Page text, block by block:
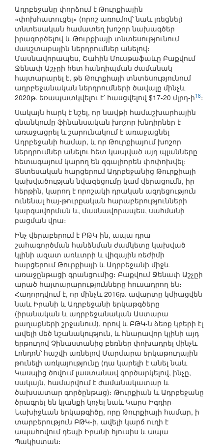
Ադրբեջանը փորձում է Թուրքիային
«փոխհատուցել» (որոշ առումով՝ նաև լռեցնել)
տնտեսական համատեղ խոշոր նախագծեր
իրագործելով և Թուրքիայի տնտեսությունում
մասշտաբային ներդրումներ անելով։
Մասնավորապես, Շահին Մուսթաֆաևը Բաքվում
Ջենափ Աշչըի հետ հանդիպման ժամանակ
հայտարարել է, թե Թուրքիայի տնտեսությունում
ադրբեջանական ներդրումների ծավալը մինչև
2020թ. եռապատկվելու է՝ հասցվելով $17-20 մլրդ-ի18։
Սակայն հարկ է նշել, որ նավթի համաշխարհային
գնանկումը ֆինանսական խոշոր խնդիրներ է
առաջացրել և շարունակում է առաջացնել
Ադրբեջանի համար, և որ Թուրքիայում խոշոր
ներդրումներ անելու հետ կապված այդ պլանները
հետագայում կարող են զգալիորեն փոփոխվել։
Տնտեսական հարցերում Ադրբեջանից Թուրքիայի
կախվածության նվազեցումը կամ վերացումն, իր
հերթին, կարող է որոշակի դրական ազդեցություն
ունենալ հայ-թուրքական հարաբերությունների
կարգավորման և, մասնավորապես, սահմանի
բացման վրա։
Ինչ վերաբերում է ԲԹԿ-ին, ապա դրա
շահագործման հանձնման ժամկետը կախված
կլինի ազատ առևտրի և վիզային ռեժիմի
հարցերում Թուրքիայի և Ադրբեջանի միջև
առաջընթացի գրանցումից։ Բաքվում Ջենափ Աշչըի
արած հայտարարությունները հուսադրող են։
Հաղորդվում է, որ մինչև 2016թ. ավարտը կմիացվեն
նաև Իրանի և Ադրբեջանի երկաթգծերը
(իրանական և ադրբեջանական Աստարա
քաղաքների շրջանում), որով և ԲԹԿ-ն ձեռք կբերի էլ
ավելի մեծ նշանակություն, և հնարավոր կլինի այդ
երթուղով Չինաստանից բեռներ փոխադրել մինչև
Լոնդոն՝ հաշվի առնելով Մարմարա երկաթուղային
թունելի առկայությունը (դա կարելի է անել նաև
Կասպից ծովում լաստանավ գործարկելով, ինչը,
սակայն, համարվում է ժամանակատար և
ծախսատար գործընթաց)։ Թուրքիան և Ադրբեջանը
ծրագրել են կյանքի կոչել նաև Կարս-Իգդիր-
Նախիջևան երկաթգիծը, որը Թուրքիայի համար, ի
տարբերություն ԲԹԿ-ի, ավելի կարճ ուղի է
ապահովում դեպի Իրանի հյուսիս և ապա
Պակիստան։